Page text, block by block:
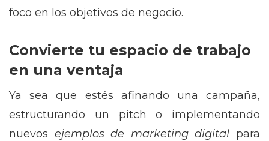
foco en los objetivos de negocio.
Convierte tu espacio de trabajo
en una ventaja
Ya sea que estés afinando una campaña,
estructurando un pitch o implementando
nuevos ejemplos de marketing digital para